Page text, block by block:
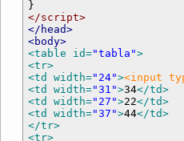
</script>
</head>
<body>
<table id="tabla">
<tr>
<td width="24"><input
<td width="31">34</td>
<td width="27">22</td>
<td width="37">44</td>
</tr>
<tr>